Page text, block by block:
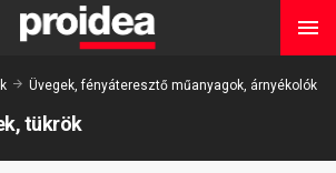
Üvegek, fényáteresztő műanyagok, árnyékolók
tükrök